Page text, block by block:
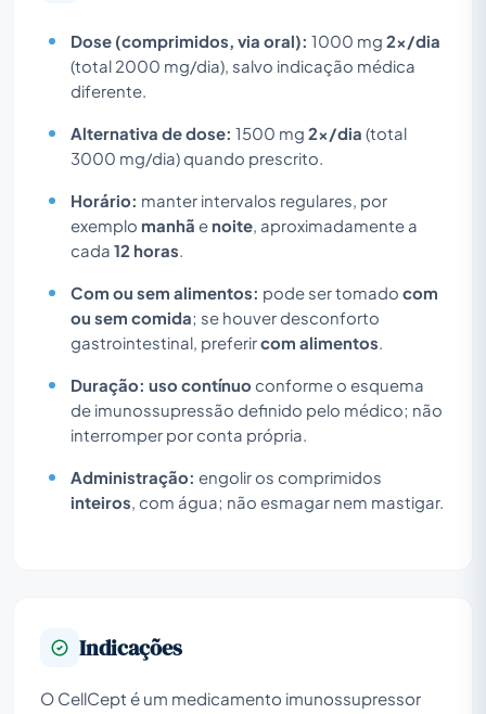
Dose (comprimidos, via oral): 1000 mg 2x/dia
(total 2000 mg/dia), salvo indicação médica
diferente.
Alternativa de dose: 1500 mg 2x/dia (total
3000 mg/dia) quando prescrito.
Horário: manter intervalos regulares, por
exemplo manhã e noite , aproximadamente a
cada 12 horas
Com ou sem alimentos: pode ser tomado com
ou sem comida; se houver desconforto
gastrointestinal, preferircom alimentos
Duração: uso contínuo conforme o esquema
de imunossupressão definido pelo médico; não
interromper por conta própria.
Administração: engolir os comprimidos
inteiros , com água; não esmagar nem mastigar.
Indicações
O CellCept é um medicamento imunossupressor